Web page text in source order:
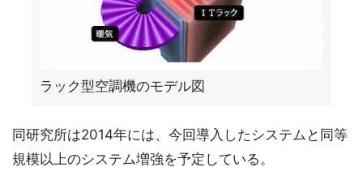
ラック型空調機のモデル図
同研究所は2014年には、今回導入したシステムと同等
規模以上のシステム増強を予定している。